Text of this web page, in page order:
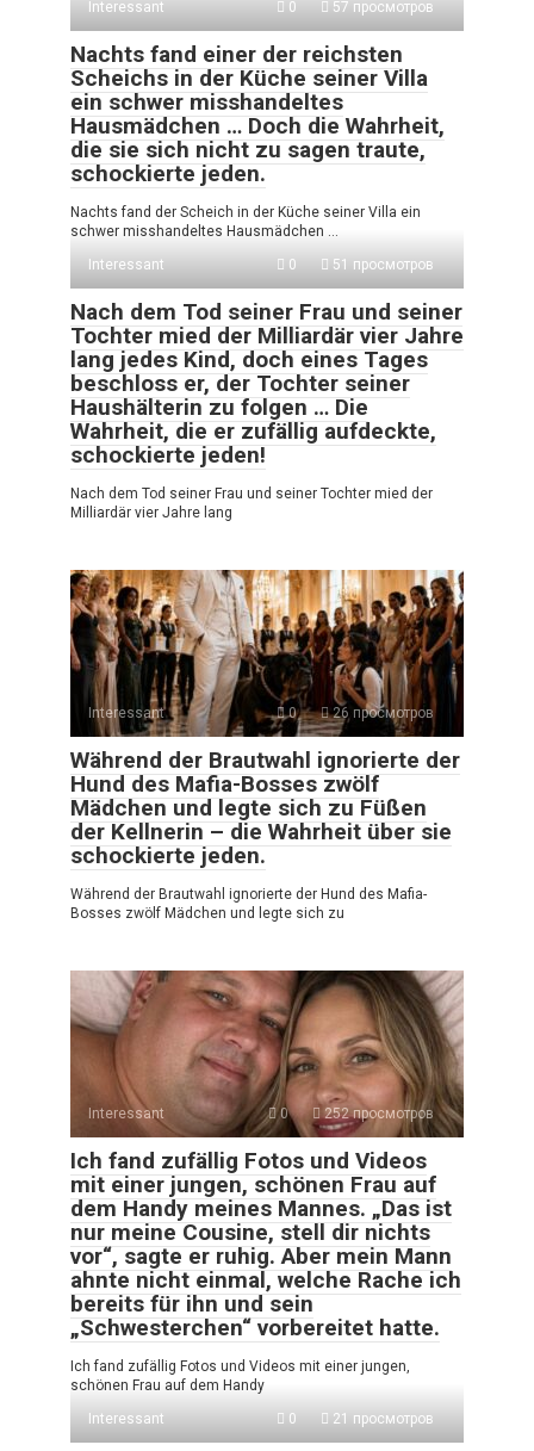
Interessant 0 57 просмотров
Nachts fand einer der reichsten
Scheichs in der Küche seiner Villa
ein schwer misshandeltes
Hausmädchen … Doch die Wahrheit,
die sie sich nicht zu sagen traute,
schockierte jeden.
Nachts fand der Scheich in der Küche seiner Villa ein
schwer misshandeltes Hausmädchen …
Interessant
0 51 просмотров
Nach dem Tod seiner Frau und seiner
Tochter mied der Milliardär vier Jahre
lang jedes Kind, doch eines Tages
beschloss er, der Tochter seiner
Haushälterin zu folgen … Die
Wahrheit, die er zufällig aufdeckte,
schockierte jeden!
Nach dem Tod seiner Frau und seiner Tochter mied der
Milliardär vier Jahre lang
Interessant 0 26 просмотров
Während der Brautwahl ignorierte der
Hund des Mafia-Bosses zwölf
Mädchen und legte sich zu Füßen
der Kellnerin – die Wahrheit über sie
schockierte jeden.
Während der Brautwahl ignorierte der Hund des Mafia-
Bosses zwölf Mädchen und legte sich zu
Interessant 0 252 просмотров
Ich fand zufällig Fotos und Videos
mit einer jungen, schönen Frau auf
dem Handy meines Mannes. „Das ist
nur meine Cousine, stell dir nichts
vor“, sagte er ruhig. Aber mein Mann
ahnte nicht einmal, welche Rache ich
bereits für ihn und sein
„Schwesterchen“ vorbereitet hatte.
Ich fand zufällig Fotos und Videos mit einer jungen,
schönen Frau auf dem Handy
Interessant
0 21 просмотров